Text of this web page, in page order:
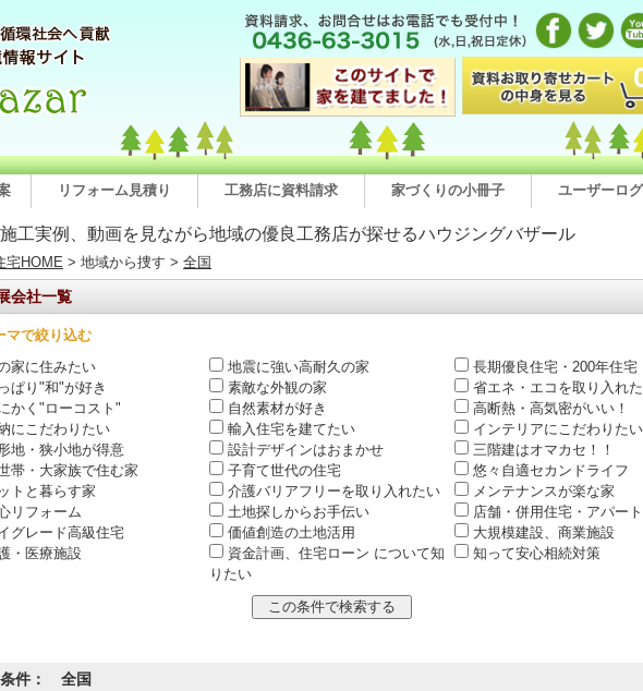
リフォーム見積り 工務店に資料請求 家づくりの小冊子 ユーザーロ
工実例、動画を見ながら地域の優良工務店が探せるハウジングバザール
宅HOME > 地域から捜す > 全国
会社一覧
マで絞り込む
家に住みたい
地震に強い高耐久の家
長期優良住宅・200年住宅
ぱり"和"が好き
素敵な外観の家
省エネ・エコを取り入れ
かく"ローコスト"
自然素材が好き
高断熱・高気密がいい！
にこだわりたい
輸入住宅を建てたい
インテリアにこだわりたい
地・狭小地が得意
設計デザインはおまかせ
三階建はオマカセ！！
帯・大家族で住む家
子育て世代の住宅
悠々自適セカンドライフ
トと暮らす家
介護バリアフリーを取り入れたい
メンテナンスが楽な家
リフォーム
土地探しからお手伝い
店舗・併用住宅・アパート
グレード高級住宅
価値創造の土地活用
大規模建設、商業施設
・医療施設
資金計画、住宅ローン について知
りたい
知って安心相続対策
件： 全国